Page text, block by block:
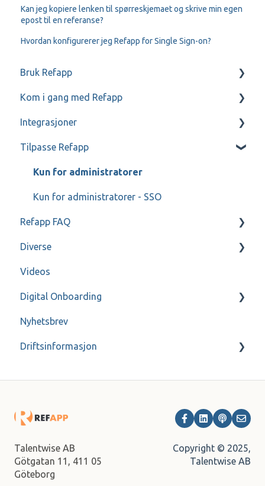
Kan jeg kopiere lenken til spørreskjemaet og skrive min egen
epost til en referanse?
Hvordan konfigurerer jeg Refapp for Single Sign-on?
Bruk Refapp
Kommunikasjon med referanser og kandidater
Forespørsler til referanser
Kom i gang med Refapp
Mitt Refapp
Integrasjoner
Teamtailor
Jobylon
ReachMee
SmartRecruiters
Workable
Webcruiter
Jobbnorge
Talent Hire
Talent Recruiter
Tilpasse Refapp
Kun for administratorer
Kun for administratorer - SSO
Refapp FAQ
Personopplysningspolicy
Spørreskjemaer
Refapp Insights
Diverse
Gjennomgang
Kontakt
Innspilte Webinarer
Videos
Digital Onboarding
For administrator
Nyhetsbrev
Driftsinformasjon
Talentwise AB
Götgatan 11, 411 05
Göteborg
Copyright © 2025,
Talentwise AB